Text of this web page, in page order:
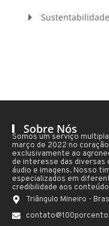
Sustentabilidade
Sobre Nós
Somos um serviço
março de 2022 no
exclusivamente ao
de interesse das
áudio e imagens. Nosso
especializados em
credibilidade aos
Triângulo Mineiro -